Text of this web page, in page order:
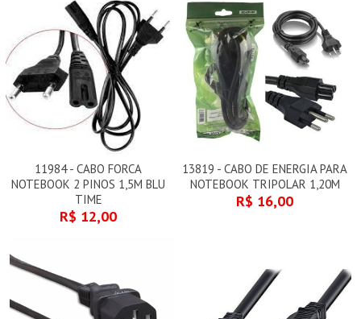
11984 - CABO FORCA
NOTEBOOK 2 PINOS 1,5M BLU
TIME
R$ 12,00
13819 - CABO DE ENERGIA PARA
NOTEBOOK TRIPOLAR 1,20M
R$ 16,00